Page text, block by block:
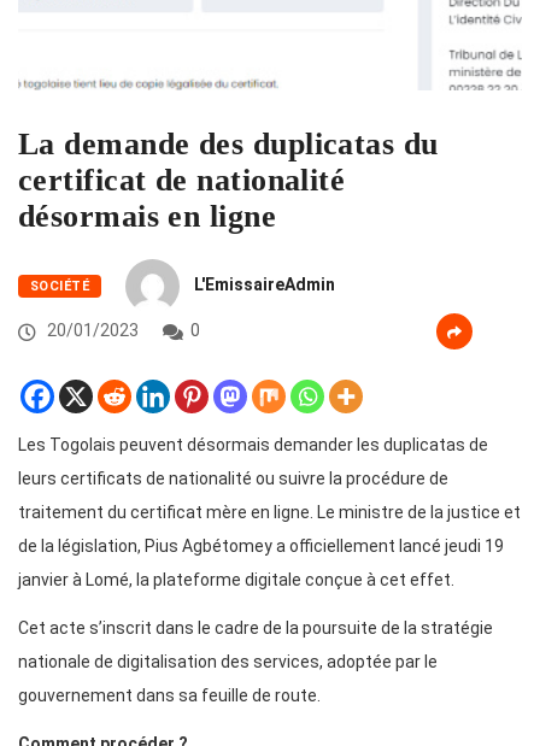
La demande des duplicatas du
certificat de nationalité
désormais en ligne
SOCIÉTÉ L'EmissaireAdmin
20/01/2023 0
Les Togolais peuvent désormais demander les duplicatas de
leurs certificats de nationalité ou suivre la procédure de
traitement du certificat mère en ligne. Le ministre de la justice et
de la législation, Pius Agbétomey a officiellement lancé jeudi 19
janvier à Lomé, la plateforme digitale conçue à cet effet.
Cet acte s’inscrit dans le cadre de la poursuite de la stratégie
nationale de digitalisation des services, adoptée par le
gouvernement dans sa feuille de route.